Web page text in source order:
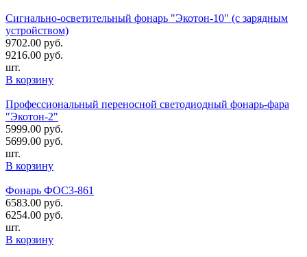
Сигнально-осветительный фонарь "Экотон-10" (с зарядным
устройством)
9702.00 руб.
9216.00 руб.
шт.
В корзину
Профессиональный переносной светодиодный фонарь-фара
"Экотон-2"
5999.00 руб.
5699.00 руб.
шт.
В корзину
Фонарь ФОС3-861
6583.00 руб.
6254.00 руб.
шт.
В корзину